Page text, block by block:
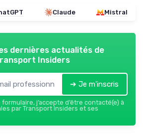
Claude Mistral
dernières actualités de
Insiders
➔ Je m'inscris
j’accepte d’être contacté(e) à
par Transport Insiders et ses